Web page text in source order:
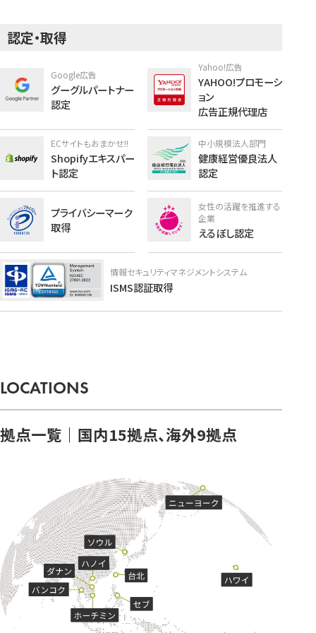
認定・取得
Google広告
グーグルパートナー
認定
Yahoo!広告
YAHOO!プロモーシ
ョン
広告正規代理店
ECサイトもおまかせ!!
Shopifyエキスパー
ト認定
中小規模法人部門
健康経営優良法人
認定
プライバシーマーク
取得
女性の活躍を推進する
企業
えるぼし認定
情報セキュリティマネジメントシステム
ISMS認証取得
LOCATIONS
拠点一覧｜国内15拠点、海外9拠点